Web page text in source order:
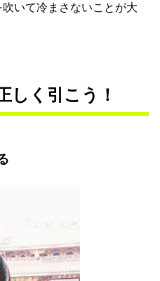
いて冷まさないことが大
しく引こう！